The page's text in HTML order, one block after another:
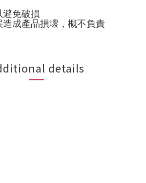
避免破損
造成產品損壞，概不負責
details